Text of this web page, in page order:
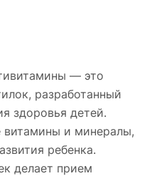
— это
разработанный
здоровья детей.
и минералы,
ребенка.
делает прием